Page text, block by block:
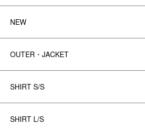
NEW
OUTER・JACKET
SHIRT S/S
SHIRT L/S